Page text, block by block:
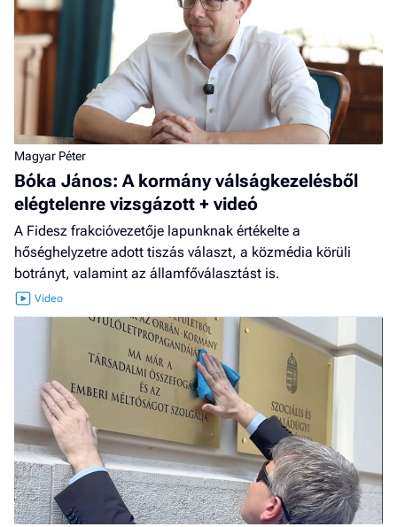
Magyar Péter
Bóka János: A kormány válságkezelésből
elégtelenre vizsgázott + videó
A Fidesz frakcióvezetője lapunknak értékelte a
hőséghelyzetre adott tiszás választ, a közmédia körüli
botrányt, valamint az államfőválasztást is.